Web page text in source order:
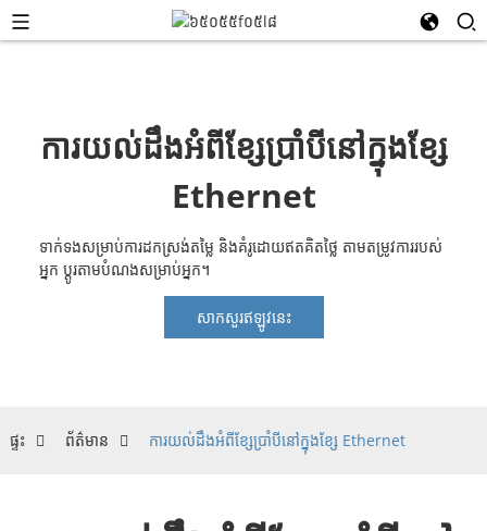
ការយល់ដឹងអំពីខ្សែប្រាំបីនៅក្នុងខ្សែ
Ethernet
ទាក់ទងសម្រាប់ការដកស្រង់តម្លៃ និងគំរូដោយឥតគិតថ្លៃ តាមតម្រូវការរបស់
អ្នក ប្ដូរតាមបំណងសម្រាប់អ្នក។
សាកសួរឥឡូវនេះ
ផ្ទះ ព័ត៌មាន ការយល់ដឹងអំពីខ្សែប្រាំបីនៅក្នុងខ្សែ Ethernet